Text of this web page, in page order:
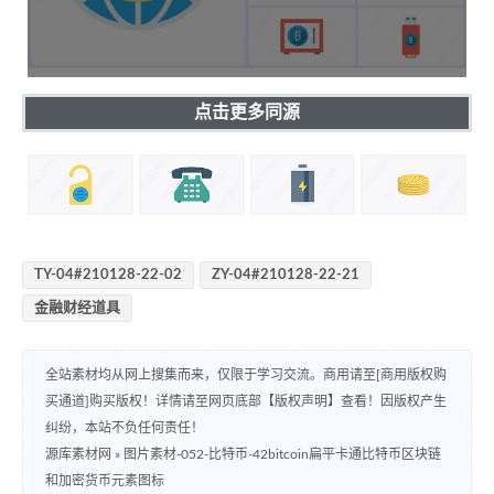
点击更多同源
TY-04#210128-22-02 ZY-04#210128-22-21
金融财经道具
全站素材均从网上搜集而来，仅限于学习交流。商用请至[商用版权购
买通道]购买版权！详情请至网页底部【版权声明】查看！因版权产生
纠纷，本站不负任何责任！
源库素材网 » 图片素材-052-比特币-42bitcoin扁平卡通比特币区块链
和加密货币元素图标